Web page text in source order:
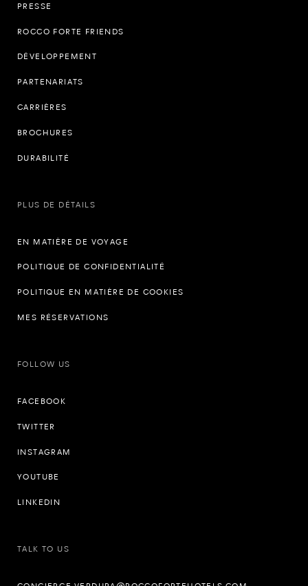
PRESSE
ROCCO FORTE FRIENDS
DÉVELOPPEMENT
PARTENARIATS
CARRIÈRES
BROCHURES
DURABILITÉ
PLUS DE DÉTAILS
EN MATIÈRE DE VOYAGE
POLITIQUE DE CONFIDENTIALITÉ
POLITIQUE EN MATIÈRE DE COOKIES
MES RÉSERVATIONS
FOLLOW US
FACEBOOK
TWITTER
INSTAGRAM
YOUTUBE
LINKEDIN
TALK TO US